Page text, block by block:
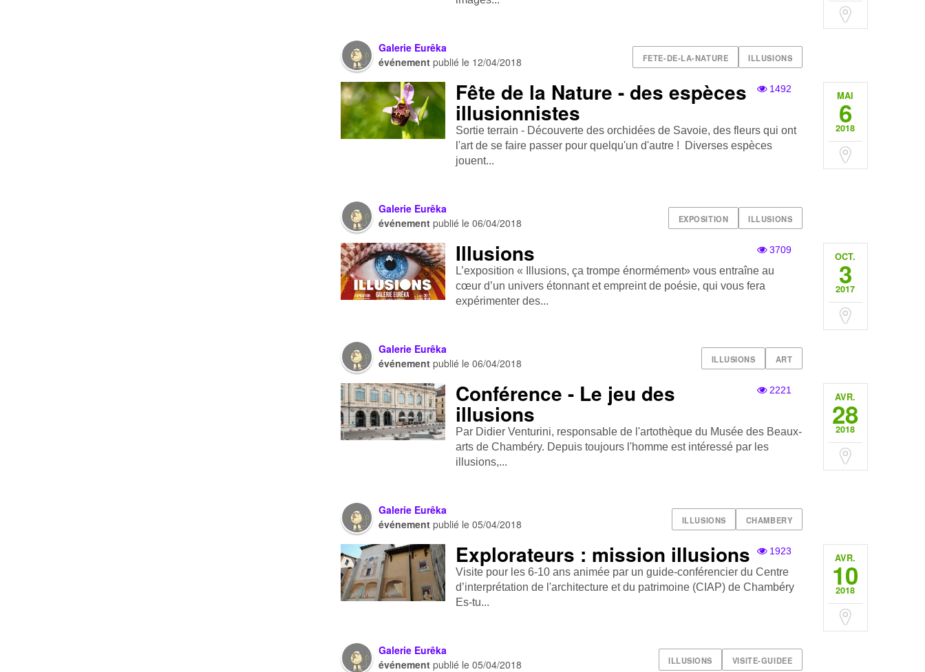
FETE-DE-LA-NATURE ILLUSIONS
Galerie Eurêka
événement publié le 12/04/2018
MAI
6
2018
1492
Fête de la Nature - des espèces
illusionnistes
Sortie terrain - Découverte des orchidées de Savoie, des fleurs qui ont
l'art de se faire passer pour quelqu'un d'autre ! Diverses espèces
jouent...
EXPOSITION ILLUSIONS
Galerie Eurêka
événement publié le06/04/2018
OCT.
3
2017
3709
Illusions
L’exposition « Illusions, ça trompe énormément» vous entraîne au
cœur d’un univers étonnant et empreint de poésie, qui vous fera
expérimenter des...
ILLUSIONS ART
Galerie Eurêka
événement publié le06/04/2018
AVR.
28
2018
2221
Conférence - Le jeu des
illusions
Par Didier Venturini, responsable de l'artothèque du Musée des Beaux-
arts de Chambéry. Depuis toujours l'homme est intéressé par les
illusions,...
ILLUSIONS CHAMBERY
Galerie Eurêka
événement publié le05/04/2018
AVR.
10
2018
1923
Explorateurs : mission illusions
Visite pour les 6-10 ans animée par un guide-conférencier du Centre
d’interprétation de l'architecture et du patrimoine (CIAP) de Chambéry
Es-tu...
ILLUSIONS VISITE-GUIDEE
Galerie Eurêka
événement publié le05/04/2018